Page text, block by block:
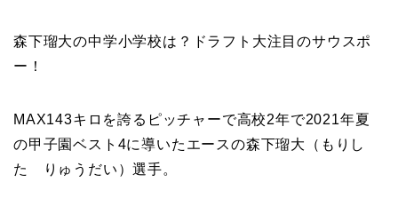
森下瑠大の中学小学校は？ドラフト大注目のサウスポ
ー！
MAX143キロを誇るピッチャーで高校2年で2021年夏
の甲子園ベスト4に導いたエースの森下瑠大（もりし
た りゅうだい）選手。